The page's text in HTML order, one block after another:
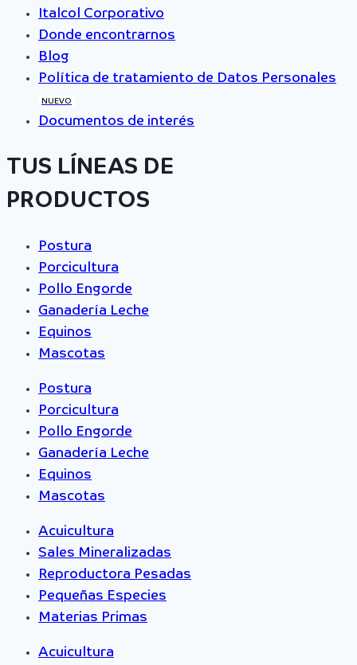
Italcol Corporativo
Donde encontrarnos
Blog
Política de tratamiento de Datos Personales
NUEVO
Documentos de interés
TUS LÍNEAS DE
PRODUCTOS
Postura
Porcicultura
Pollo Engorde
Ganadería Leche
Equinos
Mascotas
Postura
Porcicultura
Pollo Engorde
Ganadería Leche
Equinos
Mascotas
Acuicultura
Sales Mineralizadas
Reproductora Pesadas
Pequeñas Especies
Materias Primas
Acuicultura